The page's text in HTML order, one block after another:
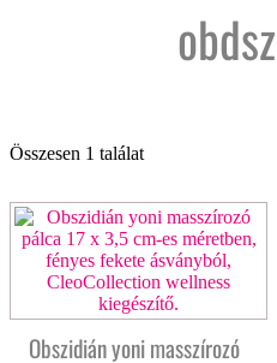
Összesen 1 találat
Obszidián yoni masszírozó